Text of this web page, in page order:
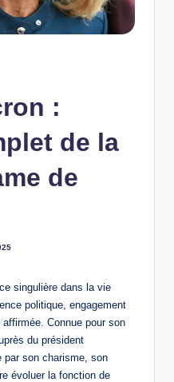
:
de la
de
singulière dans la vie
politique, engagement
Connue pour son
du président
par son charisme, son
évoluer la fonction de